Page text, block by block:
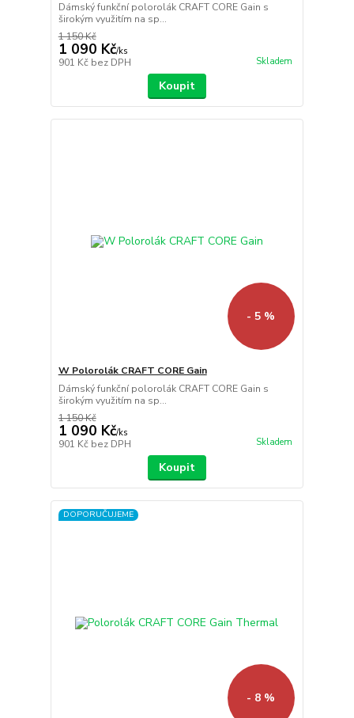
Dámský funkční polorolák CRAFT CORE Gain s
širokým využitím na sp...
1 150 Kč
1 090 Kč/ks
901 Kč bez DPH Skladem
Koupit
- 5 %
W Polorolák CRAFT CORE Gain
Dámský funkční polorolák CRAFT CORE Gain s
širokým využitím na sp...
1 150 Kč
1 090 Kč/ks
901 Kč bez DPH Skladem
Koupit
DOPORUČUJEME
- 8 %